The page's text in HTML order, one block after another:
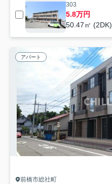
303
5.8万円
50.47㎡ (2DK)
アパート
前橋市総社町